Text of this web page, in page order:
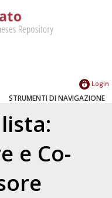
Login
STRUMENTI DI NAVIGAZIONE
e Co-